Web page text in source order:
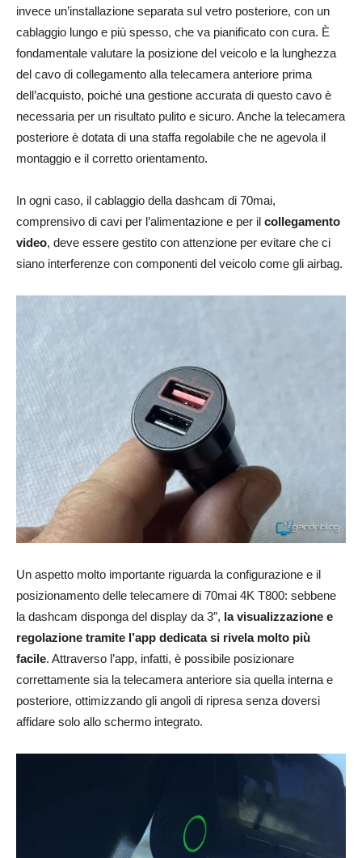
invece un’installazione separata sul vetro posteriore, con un
cablaggio lungo e più spesso, che va pianificato con cura. È
fondamentale valutare la posizione del veicolo e la lunghezza
del cavo di collegamento alla telecamera anteriore prima
dell’acquisto, poiché una gestione accurata di questo cavo è
necessaria per un risultato pulito e sicuro. Anche la telecamera
posteriore è dotata di una staffa regolabile che ne agevola il
montaggio e il corretto orientamento.
In ogni caso, il cablaggio della dashcam di 70mai,
comprensivo di cavi per l’alimentazione e per il collegamento
video, deve essere gestito con attenzione per evitare che ci
siano interferenze con componenti del veicolo come gli airbag.
Un aspetto molto importante riguarda la configurazione e il
posizionamento delle telecamere di 70mai 4K T800: sebbene
la dashcam disponga del display da 3″, la visualizzazione e
regolazione tramite l’app dedicata si rivela molto più
facile. Attraverso l’app, infatti, è possibile posizionare
correttamente sia la telecamera anteriore sia quella interna e
posteriore, ottimizzando gli angoli di ripresa senza doversi
affidare solo allo schermo integrato.